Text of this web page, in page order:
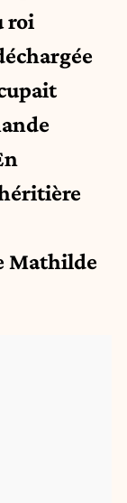
roi
Mathilde